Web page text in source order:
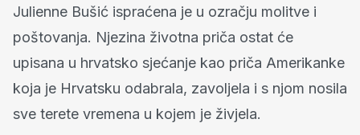
Julienne Bušić ispraćena je u ozračju molitve i
poštovanja. Njezina životna priča ostat će
upisana u hrvatsko sjećanje kao priča Amerikanke
koja je Hrvatsku odabrala, zavoljela i s njom nosila
sve terete vremena u kojem je živjela.